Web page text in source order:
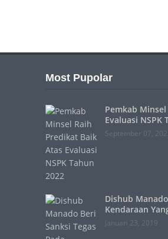
Most Pupolar
Pemkab
Evaluasi NSPK
September 07,
Dishub
Kendaraan
Januari 23, 2019